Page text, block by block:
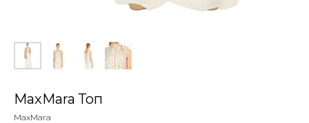
MaxMara Топ
MaxMara